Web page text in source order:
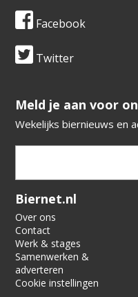
Facebook
Twitter
​​​​​​​Meld je aan voor
Wekelijks biernieuws en
Verification code:
Biernet.nl
Over ons
Contact
Werk & stages
Samenwerken &
adverteren
Cookie instellingen